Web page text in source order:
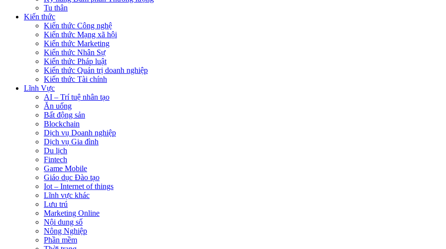
Tu thân
Kiến thức
Kiến thức Công nghệ
Kiến thức Mạng xã hội
Kiến thức Marketing
Kiến thức Nhân Sự
Kiến thức Pháp luật
Kiến thức Quản trị doanh nghiệp
Kiến thức Tài chính
Lĩnh Vực
AI – Trí tuệ nhân tạo
Ăn uống
Bất động sản
Blockchain
Dịch vụ Doanh nghiệp
Dịch vụ Gia đình
Du lịch
Fintech
Game Mobile
Giáo dục Đào tạo
Iot – Internet of things
Lĩnh vực khác
Lưu trú
Marketing Online
Nội dung số
Nông Nghiệp
Phần mềm